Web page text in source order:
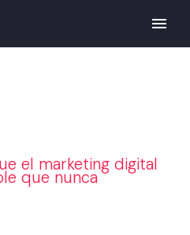
el marketing digital
que nunca